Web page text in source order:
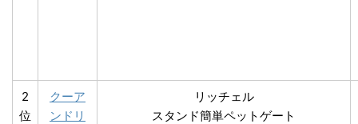
2
位
クーア
ンドリ
リッチェル
スタンド簡単ペットゲート